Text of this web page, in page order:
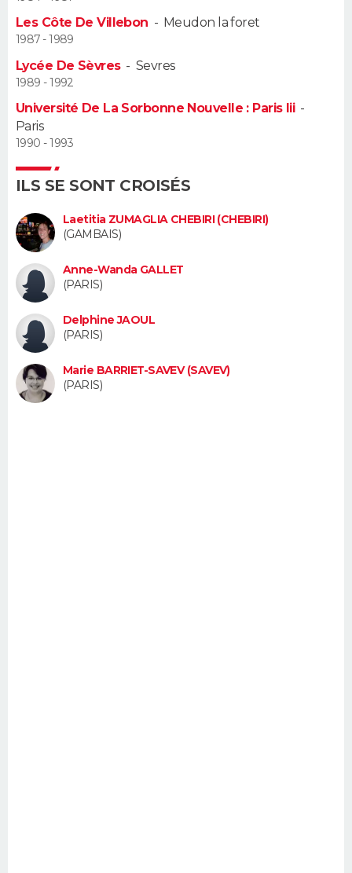
Alimentation
Guide de la santé
Maladies
Médicaments
Sommeil
VOYAGE
Destinations
City break
Voyage nature
Voyage de noces
Forum
Climat
+
PHOTO
GUIDES D'ACHAT
BONS PLANS
CARTE DE VOEUX
Carte de Noël
Carte Bonne année
Carte Saint-Valentin
Carte Pâques
Carte d'anniversaire
DICTIONNAIRE
Dictionnaire
Biographies
Citations
Expressions
Proverbes
PROGRAMME TV
COPAINS D'AVANT
S'inscrire
Se connecter
Lycées
Collèges
Primaires
Universités
Entreprises
Service militaire
Avis de recherche
AVIS DE DÉCÈS
FORUM
Bricolage
Lifestyle
Culture
SportAuto
Television
Voyage
Cinema
Les Côte De Villebon - Meudon la foret
1987 - 1989
Lycée De Sèvres- Sevres
1989 - 1992
Université De La Sorbonne Nouvelle : Paris Iii-
Paris
1990 - 1993
ILS SE SONT CROISÉS
Laetitia ZUMAGLIA CHEBIRI (CHEBIRI)
(GAMBAIS)
Anne-Wanda GALLET
(PARIS)
Delphine JAOUL
(PARIS)
Marie BARRIET-SAVEV (SAVEV)
(PARIS)